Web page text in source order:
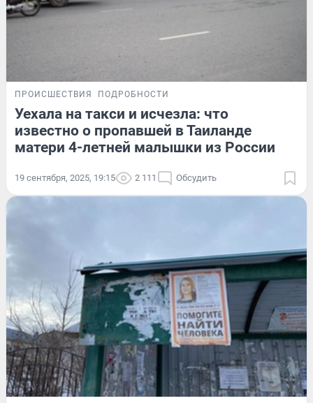
ПРОИСШЕСТВИЯ ПОДРОБНОСТИ
Уехала на такси и исчезла: что
известно о пропавшей в Таиланде
матери 4-летней малышки из России
19 сентября, 2025, 19:15 2 111 Обсудить